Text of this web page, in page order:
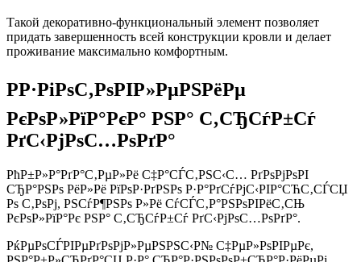
Такой декоративно-функциональный элемент позволяет
придать завершенность всей конструкции кровли и делает
проживание максимально комфортным.
РР·РіРѕС‚РѕРІР»РµРЅРёРµ
РєРѕР»РїР°РєР° РЅР° С‚СЂСѓР±Сѓ
РґС‹РјРѕС…РѕРґР°
РћР±Р»Р°РґР°С‚РµР»Рё С‡Р°СЃС‚РЅС‹С… РґРѕРјРѕРІ
СЂР°РЅРѕ РёР»Рё РїРѕР·РґРЅРѕ Р·Р°РґСѓРјС‹РІР°СЋС‚СЃСЏ
Рѕ С‚РѕРј, РЅСѓР¶РЅРѕ Р»Рё СѓСЃС‚Р°РЅРѕРІРёС‚СЊ
РєРѕР»РїР°Рє РЅР° С‚СЂСѓР±Сѓ РґС‹РјРѕС…РѕРґР°.
РќРµРѕСЃРІРµРґРѕРјР»РµРЅРЅС‹Р№ С‡РµР»РѕРІРµРє,